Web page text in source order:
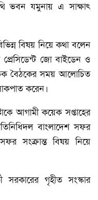
ভবন যমুনায় এ সাক্ষাৎ
বিষয় নিয়ে কথা বলেন
জো বাইডেন ও
বৈঠকের সময় আলোচিত
করেন।
আগামী কয়েক সপ্তাহের
বাংলাদেশ সফর
সংক্রান্ত বিষয় নিয়ে
সরকারের গৃহীত সংস্কার